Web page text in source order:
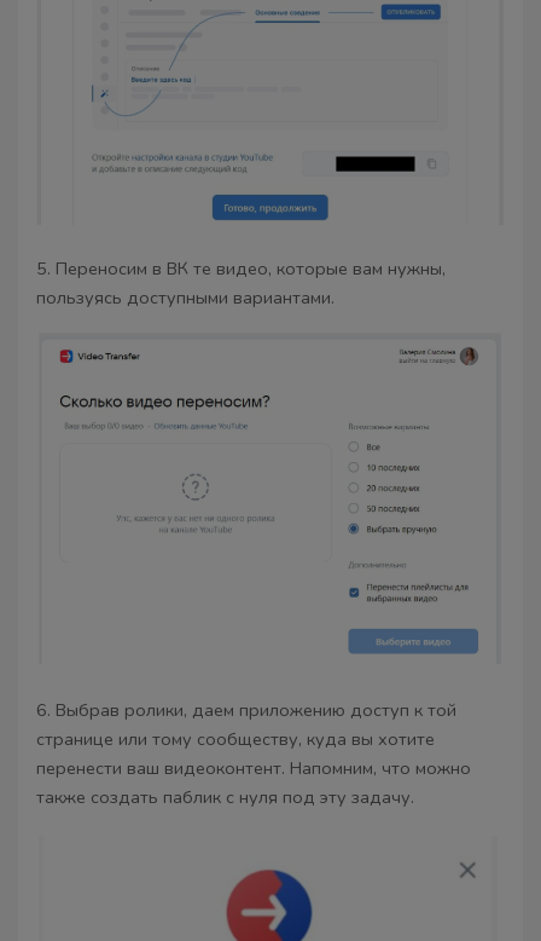
5. Переносим в ВК те видео, которые вам нужны,
пользуясь доступными вариантами.
6. Выбрав ролики, даем приложению доступ к той
странице или тому сообществу, куда вы хотите
перенести ваш видеоконтент. Напомним, что можно
также создать паблик с нуля под эту задачу.